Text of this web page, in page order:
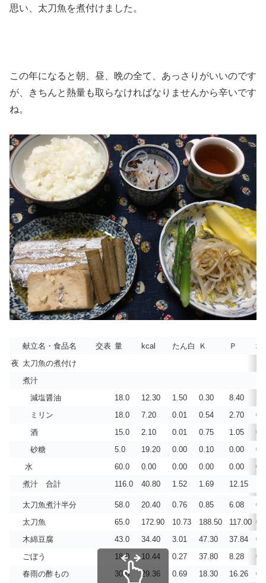
思い、太刀魚を煮付けました。
この年になると朝、昼、晩の全て、あっさりがいいのです
が、きちんと熱量も取らなければなりませんから辛いです
ね。
献立名・食品名 交表 量 kcal たん白 Ｋ Ｐ
塩
夜 太刀魚の煮付け
煮汁
減塩醤油
18.0 12.30 1.50 0.30 8.40
ミリン
18.0 7.20 0.01 0.54 2.70
酒
15.0 2.10 0.01 0.75 1.05
砂糖
5.0 19.20 0.00 0.10 0.00
水
60.0 0.00 0.00 0.00 0.00
煮汁 合計
116.0 40.80 1.52 1.69 12.15
太刀魚煮汁半分 58.0 20.40 0.76 0.85 6.08
太刀魚
65.0 172.90 10.73 188.50 117.00
木綿豆腐
43.0 34.40 3.01 47.30 37.84
ごぼう
18.0 10.44 0.27 37.80 8.28
春雨の酢もの
30.0 29.36 0.69 18.30 16.26